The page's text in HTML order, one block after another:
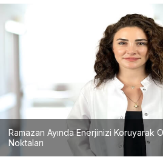
Ramazan Ayında Enerjinizi Koruyarak
Noktaları